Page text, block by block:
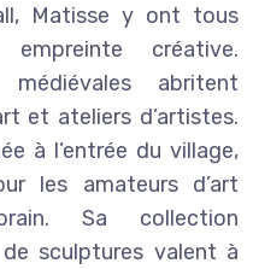
Matisse y ont tous
créative.
abritent
et ateliers d’artistes.
à l’entrée du village,
les amateurs d’art
Sa collection
sculptures valent à